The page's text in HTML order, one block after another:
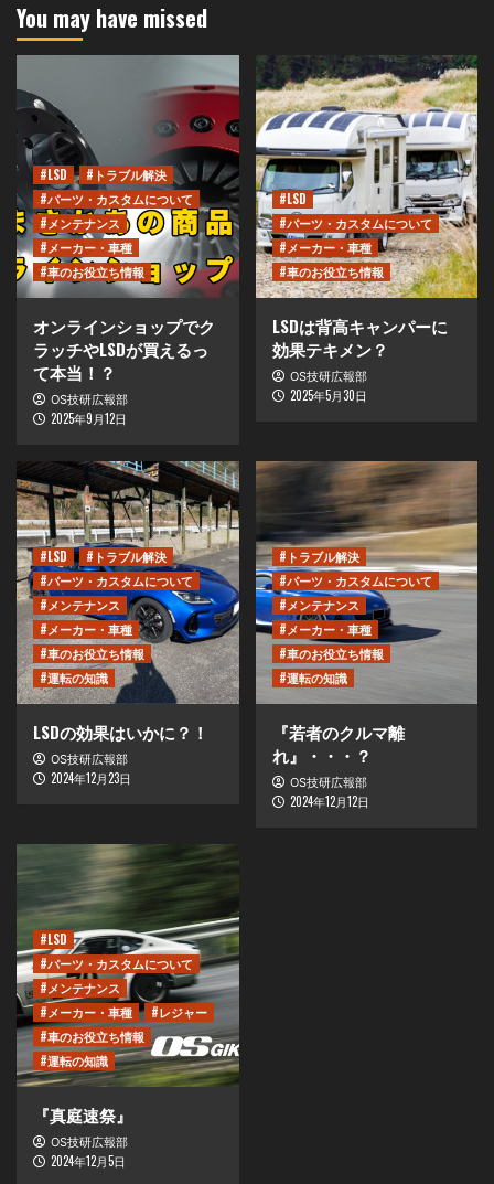
You may have missed
#LSD
#トラブル解決
#パーツ・カスタムについて
#メンテナンス
#メーカー・車種
#車のお役立ち情報
オンラインショップでク
ラッチやLSDが買えるっ
て本当！？
OS技研広報部
2025年9月12日
#LSD
#パーツ・カスタムについて
#メーカー・車種
#車のお役立ち情報
LSDは背高キャンパーに
効果テキメン？
OS技研広報部
2025年5月30日
#LSD
#トラブル解決
#パーツ・カスタムについて
#メンテナンス
#メーカー・車種
#車のお役立ち情報
#運転の知識
LSDの効果はいかに？！
OS技研広報部
2024年12月23日
#トラブル解決
#パーツ・カスタムについて
#メンテナンス
#メーカー・車種
#車のお役立ち情報
#運転の知識
『若者のクルマ離
れ』・・・？
OS技研広報部
2024年12月12日
#LSD
#パーツ・カスタムについて
#メンテナンス
#メーカー・車種
#レジャー
#車のお役立ち情報
#運転の知識
『真庭速祭』
OS技研広報部
2024年12月5日